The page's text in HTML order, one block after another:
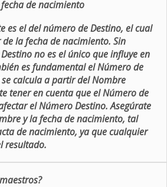
de nacimiento
es el del número de Destino, el cual
la fecha de nacimiento. Sin
no es el único que influye en
es fundamental el Número de
calcula a partir del Nombre
tener en cuenta que el Número de
el Número Destino. Asegúrate
y la fecha de nacimiento, tal
de nacimiento, ya que cualquier
resultado.